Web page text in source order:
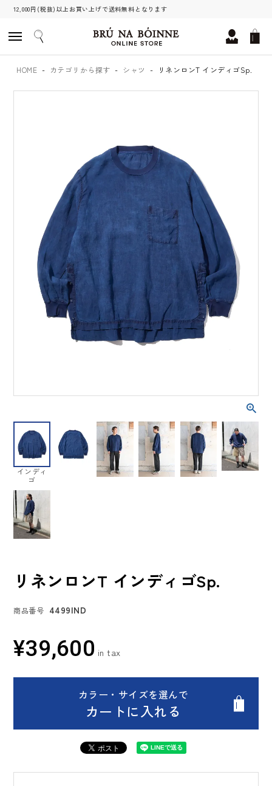
12,000円(税抜)以上お買い上げで送料無料となります
HOME カテゴリから探す シャツ リネンロンT インディゴSp.
インディ
ゴ
リネンロンT インディゴSp.
商品番号 4499IND
¥39,600
カラー・サイズを選んで
カートに入れる